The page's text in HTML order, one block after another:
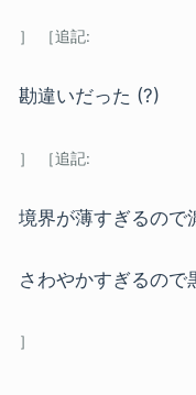
勘違いだった (?)
境界が薄すぎるので
さわやかすぎるので